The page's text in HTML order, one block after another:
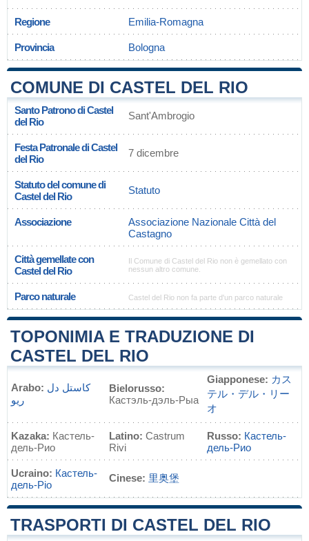
Regione Emilia-Romagna
Provincia Bologna
COMUNE DI CASTEL DEL RIO
Santo Patrono di Castel
del Rio
Sant'Ambrogio
Festa Patronale di Castel
del Rio
7 dicembre
Statuto del comune di
Castel del Rio
Statuto
Associazione
Associazione Nazionale Città del
Castagno
Città gemellate con
Castel del Rio
Il Comune di Castel del Rio non è gemellato con
nessun altro comune.
Parco naturale Castel del Rio non fa parte d'un parco naturale
TOPONIMIA E TRADUZIONE DI
CASTEL DEL RIO
Arabo: كاستل دل
ريو
Bielorusso:
Кастэль-дэль-Рыа
Giapponese: カス
テル・デル・リー
オ
Kazaka: Кастель-
дель-Рио
Latino: Castrum
Rivi
Russo: Кастель-
дель-Рио
Ucraino: Кастель-
дель-Ріо
Cinese: 里奥堡
TRASPORTI DI CASTEL DEL RIO